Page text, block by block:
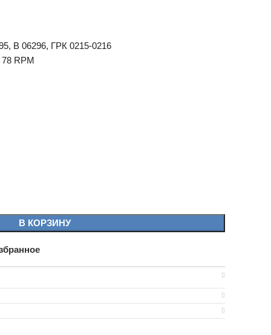
В 06296, ГРК 0215-0216
RPM
В КОРЗИНУ